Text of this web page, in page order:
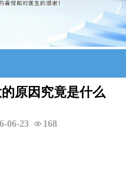
原因究竟是什么
06-23 168